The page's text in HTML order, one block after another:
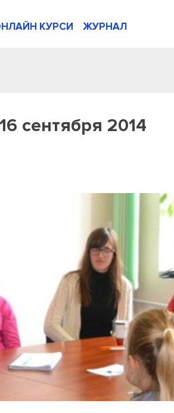
КУРСИ ЖУРНАЛ
сентября 2014